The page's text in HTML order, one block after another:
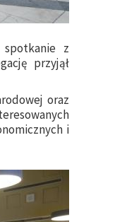
z
przyjął
oraz
i